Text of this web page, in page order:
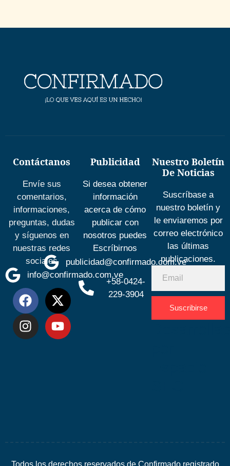
Contáctanos
Envíe sus
comentarios,
informaciones,
preguntas, dudas
y síguenos en
nuestras redes
sociales
info@confirmado.com.ve
Publicidad
Si desea obtener
información
acerca de cómo
publicar con
nosotros puedes
Escríbirnos
publicidad@confirmado.com.ve
+58-0424-
229-3904
Nuestro Boletín
De Noticias
Suscríbase a
nuestro boletín y
le enviaremos por
correo electrónico
las últimas
publicaciones.
Suscribirse
Todos los derechos reservados de Confirmado registrado